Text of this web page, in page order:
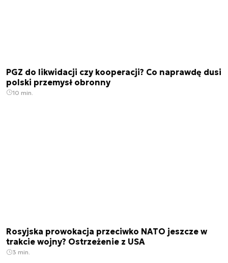
PGZ do likwidacji czy kooperacji? Co naprawdę dusi
polski przemysł obronny
10 min.
Rosyjska prowokacja przeciwko NATO jeszcze w
trakcie wojny? Ostrzeżenie z USA
3 min.